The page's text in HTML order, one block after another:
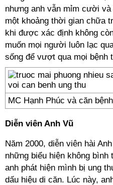
nhưng anh vẫn mỉm cười
một khoảng thời gian chữa
khi được xác định không
muốn mọi người luôn lạc
sống để vượt qua mọi bệnh
MC Hạnh Phúc và căn
Diễn viên Anh Vũ
Năm 2000, diễn viên hài
những biểu hiện không
anh phát hiện mình bị ung
dấu hiệu di căn. Lúc này,